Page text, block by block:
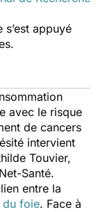
s’est appuyé
avec le risque
de cancers
intervient
Touvier,
Santé.
entre la
du foie. Face à